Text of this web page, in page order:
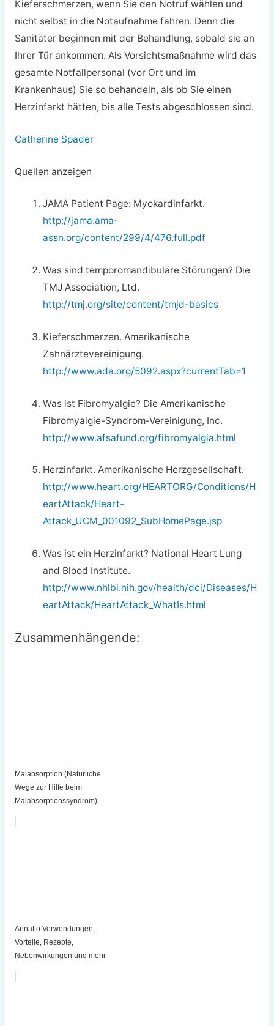
Kieferschmerzen, wenn Sie den Notruf wählen und
nicht selbst in die Notaufnahme fahren. Denn die
Sanitäter beginnen mit der Behandlung, sobald sie an
Ihrer Tür ankommen. Als Vorsichtsmaßnahme wird das
gesamte Notfallpersonal (vor Ort und im
Krankenhaus) Sie so behandeln, als ob Sie einen
Herzinfarkt hätten, bis alle Tests abgeschlossen sind.
Catherine Spader
Quellen anzeigen
JAMA Patient Page: Myokardinfarkt.
http://jama.ama-
assn.org/content/299/4/476.full.pdf
Was sind temporomandibuläre Störungen? Die
TMJ Association, Ltd.
http://tmj.org/site/content/tmjd-basics
Kieferschmerzen. Amerikanische
Zahnärztevereinigung.
http://www.ada.org/5092.aspx?currentTab=1
Was ist Fibromyalgie? Die Amerikanische
Fibromyalgie-Syndrom-Vereinigung, Inc.
http://www.afsafund.org/fibromyalgia.html
Herzinfarkt. Amerikanische Herzgesellschaft.
http://www.heart.org/HEARTORG/Conditions/H
eartAttack/Heart-
Attack_UCM_001092_SubHomePage.jsp
Was ist ein Herzinfarkt? National Heart Lung
and Blood Institute.
http://www.nhlbi.nih.gov/health/dci/Diseases/H
eartAttack/HeartAttack_WhatIs.html
Zusammenhängende:
Malabsorption (Natürliche
Wege zur Hilfe beim
Malabsorptionssyndrom)
Annatto Verwendungen,
Vorteile, Rezepte,
Nebenwirkungen und mehr